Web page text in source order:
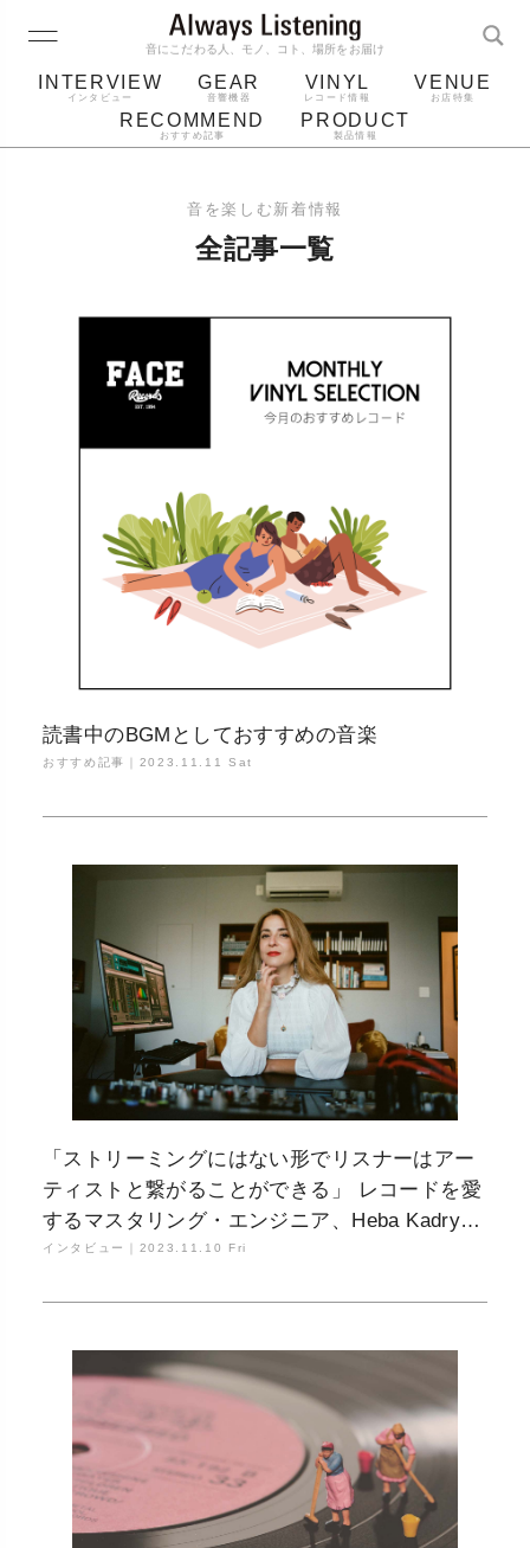
音にこだわる人、モノ、コト、場所をお届け
INTERVIEW
インタビュー
GEAR
音響機器
VINYL
レコード情報
VENUE
お店特集
RECOMMEND
おすすめ記事
PRODUCT
製品情報
ジャケット bluetooth
レコード針
音を楽しむ新着情報
全記事一覧
読書中のBGMとしておすすめの音楽
おすすめ記事｜ 2023.11.11 Sat
「ストリーミングにはない形でリスナーはアー
ティストと繋がることができる」 レコードを愛
するマスタリング・エンジニア、Heba Kadryが
語る、Björk、坂本龍一、そして本物の音楽コ
インタビュー｜ 2023.11.10 Fri